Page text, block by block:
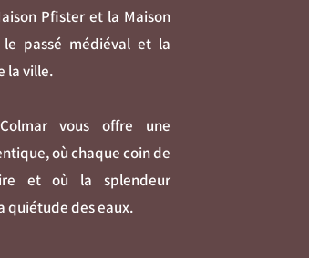
Pfister et la Maison
passé médiéval et la
la ville.
vous offre une
où chaque coin de
et où la splendeur
quiétude des eaux.